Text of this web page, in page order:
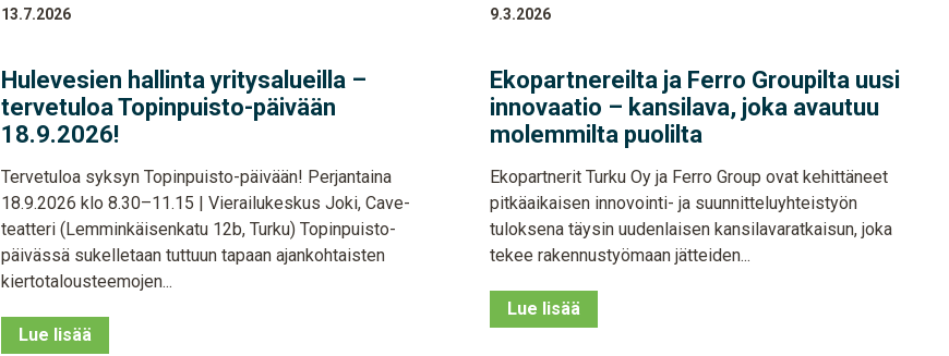
13.7.2026
Hulevesien hallinta yritysalueilla –
tervetuloa Topinpuisto-päivään
18.9.2026!
Tervetuloa syksyn Topinpuisto-päivään! Perjantaina
18.9.2026 klo 8.30–11.15 | Vierailukeskus Joki, Cave-
teatteri (Lemminkäisenkatu 12b, Turku) Topinpuisto-
päivässä sukelletaan tuttuun tapaan ajankohtaisten
kiertotalousteemojen...
Lue lisää
9.3.2026
Ekopartnereilta ja Ferro Groupilta uusi
innovaatio – kansilava, joka avautuu
molemmilta puolilta
Ekopartnerit Turku Oy ja Ferro Group ovat kehittäneet
pitkäaikaisen innovointi- ja suunnitteluyhteistyön
tuloksena täysin uudenlaisen kansilavaratkaisun, joka
tekee rakennustyömaan jätteiden...
Lue lisää